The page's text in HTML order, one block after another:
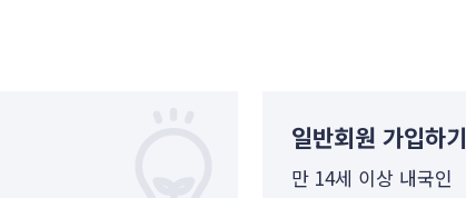
일반회원 가입하기
만 14세 이상 내국인